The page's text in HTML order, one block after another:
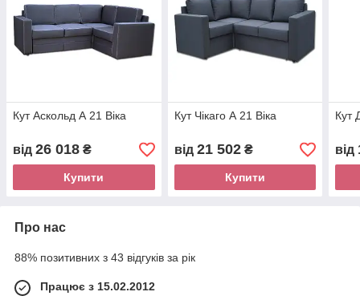
Кут Аскольд А 21 Віка
від 26 018 ₴
Купити
Кут Чікаго А 21 Віка
від 21 502₴
Купити
Кут
від
Про нас
88% позитивних з 43 відгуків за рік
Працює з 15.02.2012